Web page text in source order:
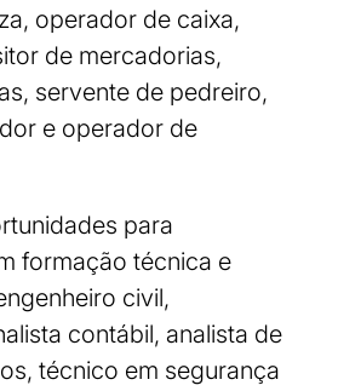
operador de caixa,
de mercadorias,
servente de pedreiro,
e operador de
para
formação técnica e
civil,
contábil, analista de
técnico em segurança